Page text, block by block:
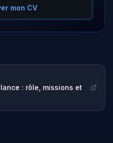
mon CV
: rôle, missions et